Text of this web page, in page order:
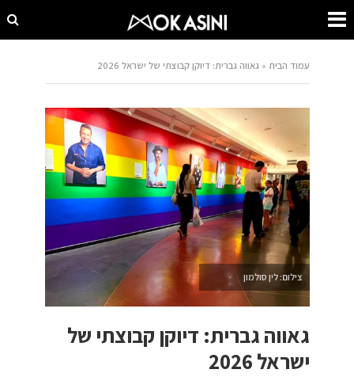
עמוד הבית »גאווה גברית: דיוקן קבוצתי של ישראל 2026
צילום: לין סולמון
גאווה גברית: דיוקן קבוצתי של
ישראל 2026